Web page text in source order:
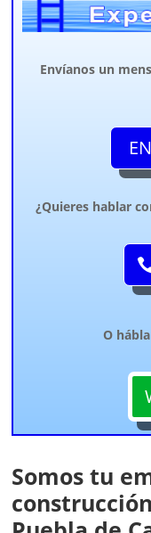
Envíanos un
¿Quieres hablar
O
Somos tu